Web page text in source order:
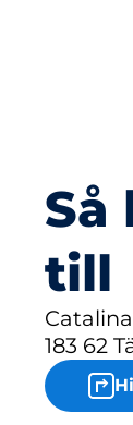
Så
till
183 62